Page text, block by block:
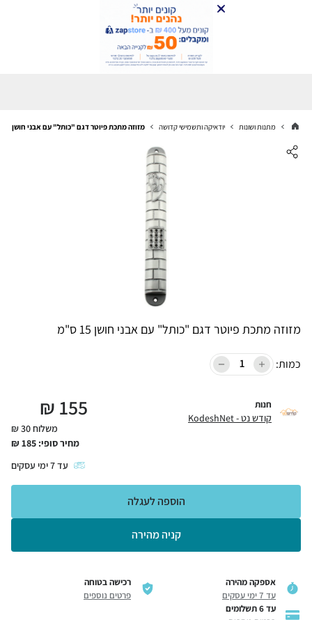
מתנות ושונות יודאיקה ותשמישי קדושה מזוזה מתכת פיוטר דגם "כותל" עם אבני חושן 15 ס"מ
מזוזה מתכת פיוטר דגם "כותל" עם אבני חושן 15 ס"מ
כמות:
חנות
קודש נט - KodeshNet 155
₪
משלוח 30 ₪
מחיר סופי: 185
₪
עד7ימי עסקים
קניה מהירה
הוספה לעגלה
אספקה מהירה
עד 7 ימי עסקים
רכישה בטוחה
פרטים נוספים
עד 6 תשלומים